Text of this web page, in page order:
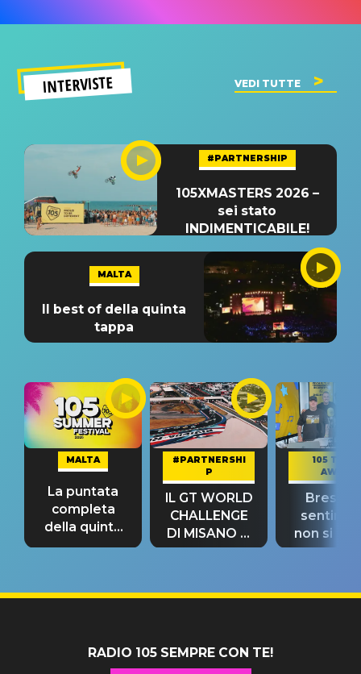
INTERVISTE VEDI TUTTE
#PARTNERSHIP
105XMASTERS 2026 –
sei stato
INDIMENTICABILE!
MALTA
Il best of della quinta
tappa
MALTA
La puntata
completa
della quinta
tappa
#PARTNERSHI
P
IL GT WORLD
CHALLENGE
DI MISANO si
riconferma
105 TAKE
AWAY
Bresh:
non si
fino alla
RADIO 105 SEMPRE CON TE!